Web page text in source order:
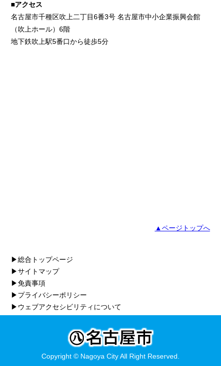
■アクセス
名古屋市千種区吹上二丁目6番3号 名古屋市中小企業振興会館
（吹上ホール）6階
地下鉄吹上駅5番口から徒歩5分
▲ページトップへ
▶総合トップページ
▶サイトマップ
▶免責事項
▶プライバシーポリシー
▶ウェブアクセシビリティについて
Copyright © Nagoya City All Right Reserved.